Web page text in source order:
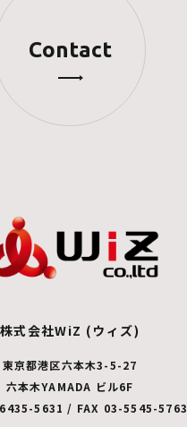
Contact
株式会社WiZ (ウィズ)
東京都港区六本木3-5-27
六本木YAMADA ビル6F
5631 / FAX 03-5545-5763